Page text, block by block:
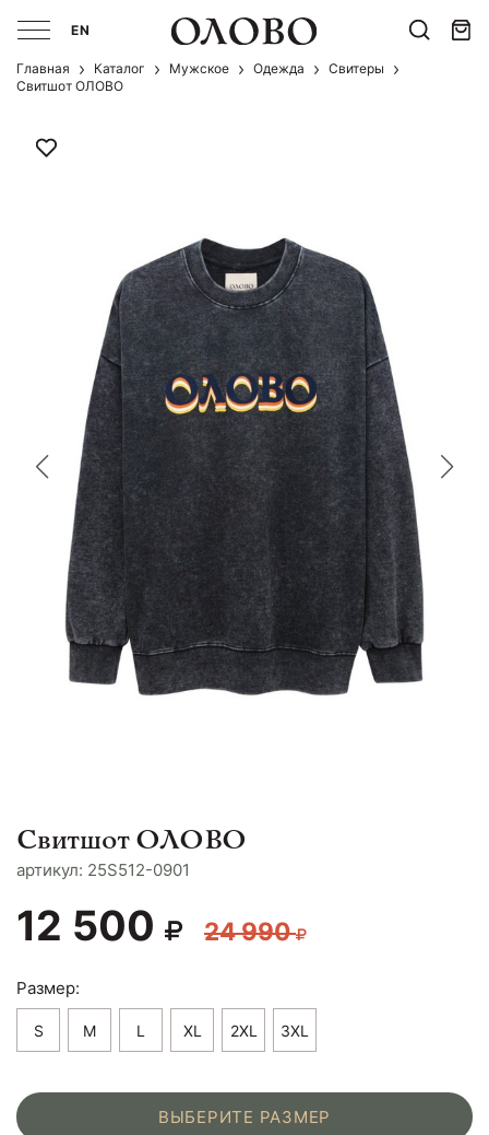
EN
Главная Каталог Мужcкое Одежда
Свитеры
Свитшот ОЛОВО
Свитшот ОЛОВО
aртикул: 25S512-0901
12 500 24 990
Размер:
S M L XL 2XL 3XL
ВЫБЕРИТЕ РАЗМЕР